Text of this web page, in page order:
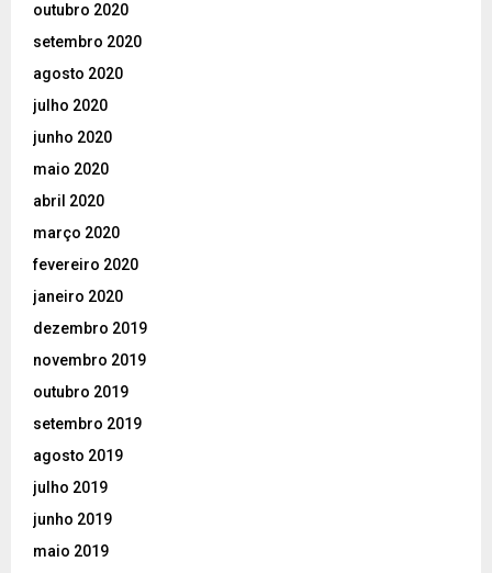
outubro 2020
setembro 2020
agosto 2020
julho 2020
junho 2020
maio 2020
abril 2020
março 2020
fevereiro 2020
janeiro 2020
dezembro 2019
novembro 2019
outubro 2019
setembro 2019
agosto 2019
julho 2019
junho 2019
maio 2019